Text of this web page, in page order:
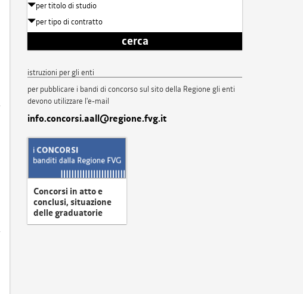
per titolo di studio
per tipo di contratto
cerca
istruzioni per gli enti
per pubblicare i bandi di concorso sul sito della Regione gli enti
devono utilizzare l'e-mail
info.concorsi.aall@regione.fvg.it
Concorsi in atto e
conclusi, situazione
delle graduatorie